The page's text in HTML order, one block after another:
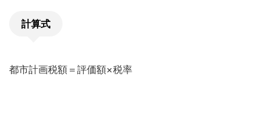
計算式
都市計画税額＝評価額×税率